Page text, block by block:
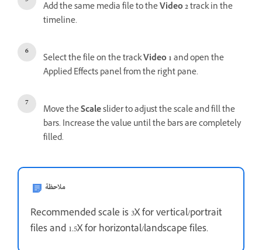
Add the same media file to theVideo 2track in the
timeline.
Select the file on the trackVideo 1and open the
Applied Effects panel from the right pane.
Move theScaleslider to adjust the scale and fill the
bars. Increase the value until the bars are completely
filled.
ملاحظة
Recommended scale is 3X for vertical/portrait
files and 1.5X for horizontal/landscape files.